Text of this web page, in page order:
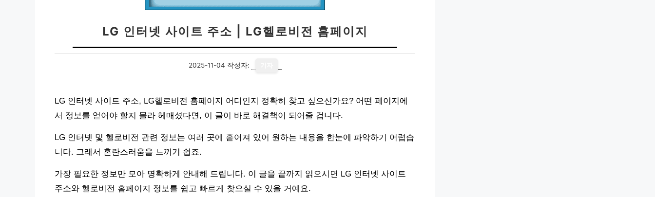
LG 인터넷 사이트 주소 | LG헬로비전 홈페이지
2025-11-04 작성자:
LG 인터넷 사이트 주소, LG헬로비전 홈페이지 어디인지 정확히 찾고 싶으신가요? 어떤 페이지에
서 정보를 얻어야 할지 몰라 헤매셨다면, 이 글이 바로 해결책이 되어줄 겁니다.
LG 인터넷 및 헬로비전 관련 정보는 여러 곳에 흩어져 있어 원하는 내용을 한눈에 파악하기 어렵습
니다. 그래서 혼란스러움을 느끼기 쉽죠.
가장 필요한 정보만 모아 명확하게 안내해 드립니다. 이 글을 끝까지 읽으시면 LG 인터넷 사이트
주소와 헬로비전 홈페이지 정보를 쉽고 빠르게 찾으실 수 있을 거예요.